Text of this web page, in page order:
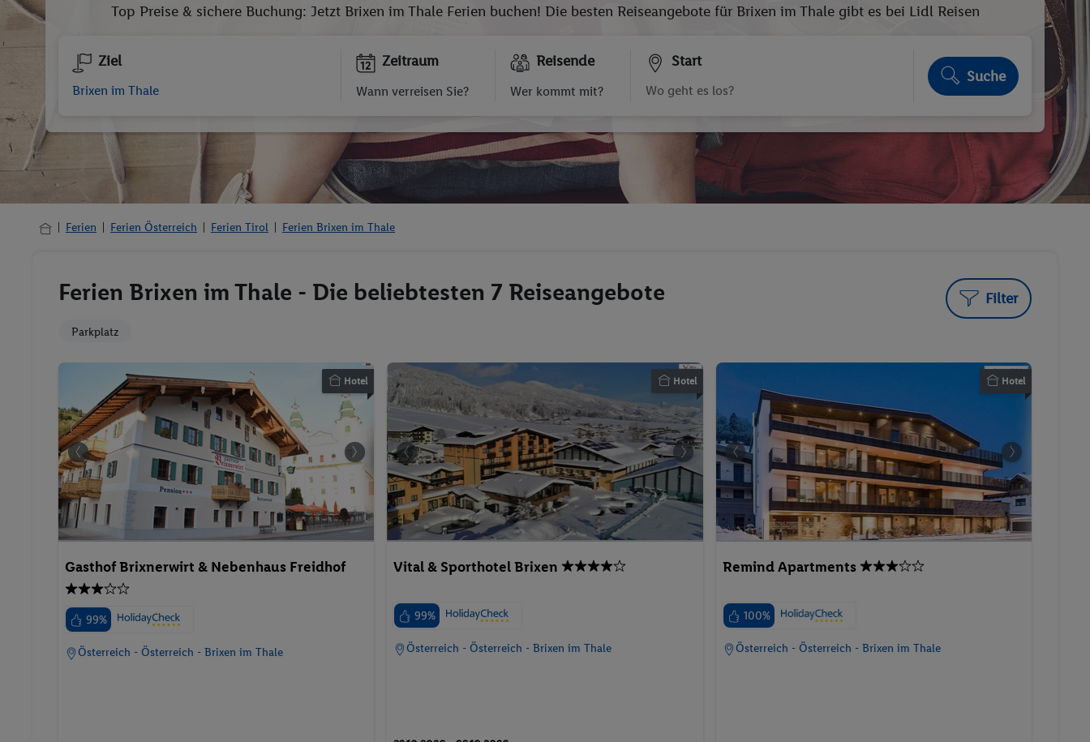
Top Preise & sichere Buchung: Jetzt Brixen im Thale Ferien buchen! Die besten Reiseangebote für Brixen im Thale gibt es bei Lidl Reisen
Ziel Zeitraum
Wann verreisen Sie?
Reisende
Wer kommt mit?
Start
Suche
Ferien Ferien Österreich Ferien Tirol Ferien Brixen im Thale
Ferien Brixen im Thale - Die beliebtesten 7 Reiseangebote Filter
Parkplatz
Hotel
Gasthof Brixnerwirt & Nebenhaus Freidhof
99%
Österreich - Österreich - Brixen im Thale
Hotel
Vital & Sporthotel Brixen
99%
Österreich - Österreich - Brixen im Thale
Hotel
Remind Apartments
100%
Österreich - Österreich - Brixen im Thale